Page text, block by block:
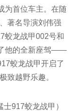
为首位车主。在随
著名导演刘伟强
蛟龙战甲002号和
他的全新座驾——
蛟龙战甲开启了
致越野乐趣。
917蛟龙战甲）